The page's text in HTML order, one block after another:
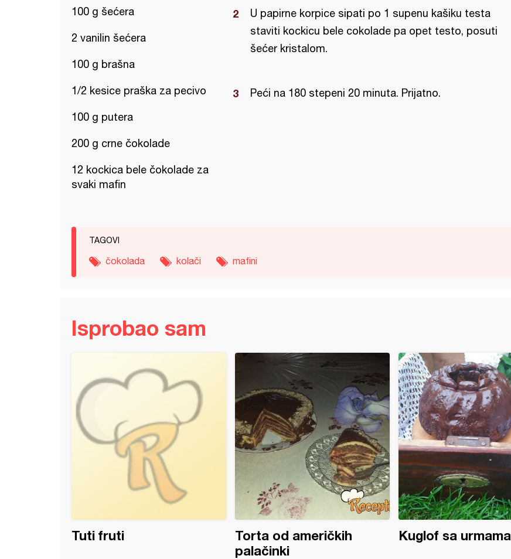
100 g šećera
2 vanilin šećera
100 g brašna
1/2 kesice praška za pecivo
100 g putera
200 g crne čokolade
12 kockica bele čokolade za
svaki mafin
U papirne korpice sipati po 1 supenu kašiku testa
staviti kockicu bele cokolade pa opet testo, posuti
šećer kristalom.
Peći na 180 stepeni 20 minuta. Prijatno.
TAGOVI
čokolada kolači mafini
Isprobao sam
Tuti fruti
Torta od američkih
palačinki
Kuglof sa urmama